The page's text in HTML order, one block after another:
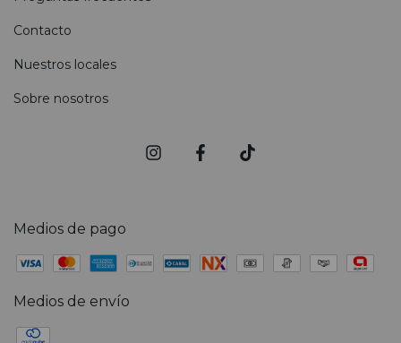
Contacto
Nuestros locales
Sobre nosotros
Medios de pago
Medios de envío